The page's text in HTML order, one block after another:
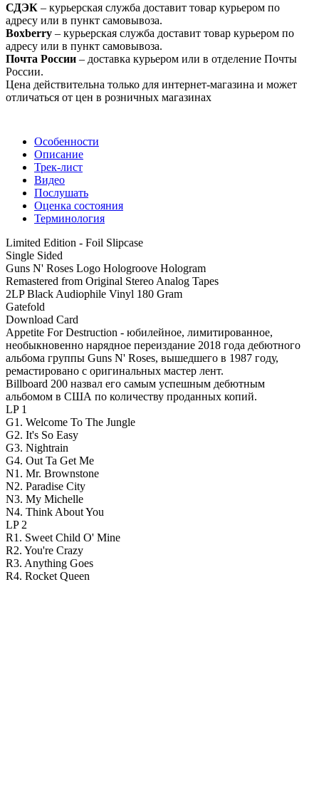
СДЭК – курьерская служба доставит товар курьером по
адресу или в пункт самовывоза.
Boxberry – курьерская служба доставит товар курьером по
адресу или в пункт самовывоза.
Почта России – доставка курьером или в отделение Почты
России.
Цена действительна только для интернет-магазина и может
отличаться от цен в розничных магазинах
Особенности
Описание
Трек-лист
Видео
Послушать
Оценка состояния
Терминология
Limited Edition - Foil Slipcase
Single Sided
Guns N' Roses Logo Hologroove Hologram
Remastered from Original Stereo Analog Tapes
2LP Black Audiophile Vinyl 180 Gram
Gatefold
Download Card
Appetite For Destruction - юбилейное, лимитированное,
необыкновенно нарядное переиздание 2018 года дебютного
альбома группы Guns N' Roses, вышедшего в 1987 году,
ремастировано с оригинальных мастер лент.
Billboard 200 назвал его самым успешным дебютным
альбомом в США по количеству проданных копий.
LP 1
G1. Welcome To The Jungle
G2. It's So Easy
G3. Nightrain
G4. Out Ta Get Me
N1. Mr. Brownstone
N2. Paradise City
N3. My Michelle
N4. Think About You
LP 2
R1. Sweet Child O' Mine
R2. You're Crazy
R3. Anything Goes
R4. Rocket Queen